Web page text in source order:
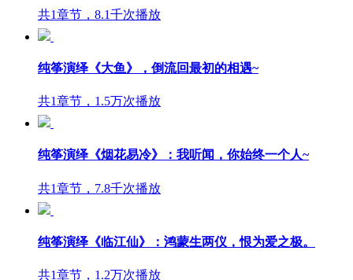
共1章节，8.1千次播放
纯筝演绎《大鱼》，倒流回最初的相遇~
共1章节，1.5万次播放
纯筝演绎《烟花易冷》：我听闻，你始终一个人~
共1章节，7.8千次播放
纯筝演绎《临江仙》：鸿蒙生两仪，恨为爱之极。
共1章节，1.2万次播放